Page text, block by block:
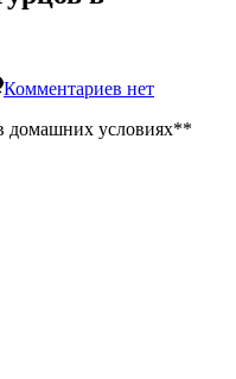
Комментариевзаписи
сделать
нет
домашних условиях**